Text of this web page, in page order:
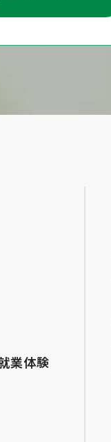
業体験